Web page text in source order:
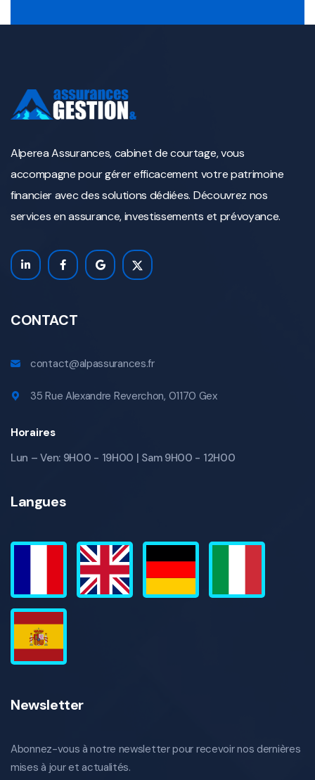
Alperea Assurances, cabinet de courtage, vous
accompagne pour gérer efficacement votre patrimoine
financier avec des solutions dédiées. Découvrez nos
services en assurance, investissements et prévoyance.
CONTACT
contact@alpassurances.fr
35 Rue Alexandre Reverchon, 01170 Gex
Horaires
Lun – Ven: 9H00 - 19H00 | Sam 9H00 - 12H00
Langues
Newsletter
Abonnez-vous à notre newsletter pour recevoir nos dernières
mises à jour et actualités.